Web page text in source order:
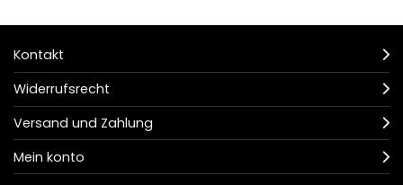
Kontakt
Widerrufsrecht
Versand und Zahlung
Mein konto